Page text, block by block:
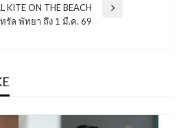
KITE ON THE BEACH
รัล พัทยา ถึง 1 มี.ค. 69